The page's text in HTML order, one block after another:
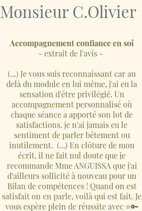
Monsieur C.Olivier
Accompagnement confiance en soi
- extrait de l'avis -
(...) Je vous suis reconnaissant car au
delà du module en lui même, j'ai eu la
sensation d'être privilégié. Un
accompagnement personnalisé où
chaque séance a apporté son lot de
satisfactions. je n'ai jamais eu le
sentiment de parler bêtement ou
inutilement. (...) En clôture de mon
écrit, il ne fait nul doute que je
recommande Mme ANGUISSA que j'ai
d'ailleurs sollicité à nouveau pour un
Bilan de compétences ! Quand on est
satisfait on en parle, voilà qui est fait. Je
vous espère plein de réussite avec ⭐️🔑